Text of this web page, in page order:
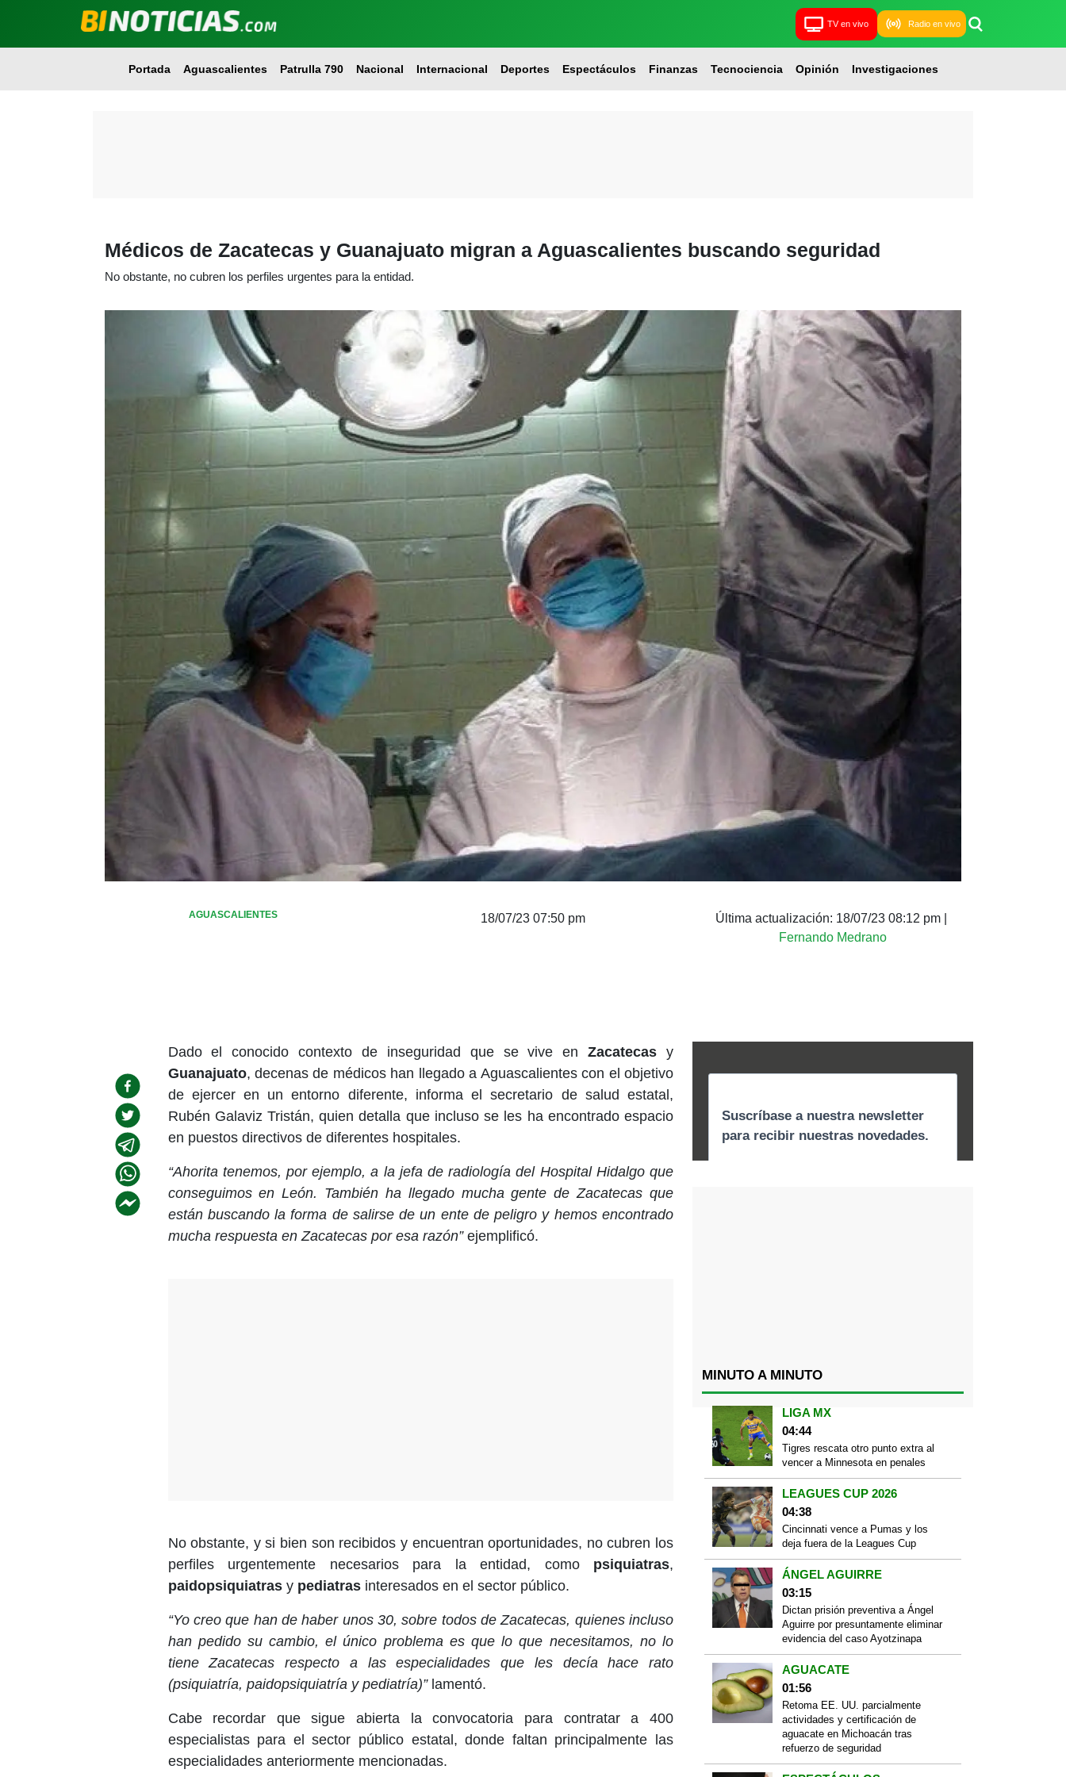
TV en vivo Radio en vivo
Portada Aguascalientes Patrulla 790 Nacional Internacional Deportes Espectáculos Finanzas Tecnociencia Opinión Investigaciones
Médicos de Zacatecas y Guanajuato migran a Aguascalientes buscando seguridad
No obstante, no cubren los perfiles urgentes para la entidad.
AGUASCALIENTES 18/07/23 07:50 pm Última actualización: 18/07/23 08:12 pm
Fernando Medrano
Dado el conocido contexto de inseguridad que se vive enZacatecas y
Guanajuato, decenas de médicos han llegado a Aguascalientes con el objetivo
de ejercer en un entorno diferente, informa el secretario de salud estatal,
Rubén Galaviz Tristán, quien detalla que incluso se les ha encontrado espacio
en puestos directivos de diferentes hospitales.
“Ahorita tenemos, por ejemplo, a la jefa de radiología del Hospital Hidalgo que
conseguimos en León. También ha llegado mucha gente de Zacatecas que
están buscando la forma de salirse de un ente de peligro y hemos encontrado
mucha respuesta en Zacatecas por esa razón”ejemplificó.
No obstante, y si bien son recibidos y encuentran oportunidades, no cubren los
perfiles urgentemente necesarios para la entidad, como psiquiatras,
paidopsiquiatrasy pediatrasinteresados en el sector público.
“Yo creo que han de haber unos 30, sobre todos de Zacatecas, quienes incluso
han pedido su cambio, el único problema es que lo que necesitamos, no lo
tiene Zacatecas respecto a las especialidades que les decía hace rato
(psiquiatría, paidopsiquiatría y pediatría)”lamentó.
Cabe recordar que sigue abierta la convocatoria para contratar a 400
especialistas para el sector público estatal, donde faltan principalmente las
especialidades anteriormente mencionadas.
MINUTO A MINUTO
LIGA MX
04:44
Tigres rescata otro punto extra al
vencer a Minnesota en penales
LEAGUES CUP 2026
04:38
Cincinnati vence a Pumas y los
deja fuera de la Leagues Cup
ÁNGEL AGUIRRE
03:15
Dictan prisión preventiva a Ángel
Aguirre por presuntamente eliminar
evidencia del caso Ayotzinapa
AGUACATE
01:56
Retoma EE. UU. parcialmente
actividades y certificación de
aguacate en Michoacán tras
refuerzo de seguridad